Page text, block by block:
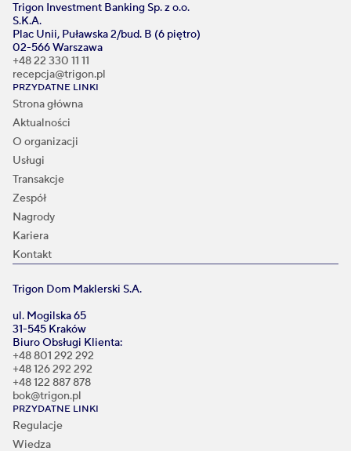
Trigon Investment Banking Sp. z o.o.
S.K.A.
Plac Unii, Puławska 2/bud. B (6 piętro)
02-566 Warszawa
+48 22 330 11 11
recepcja@trigon.pl
PRZYDATNE LINKI
Strona główna
Aktualności
O organizacji
Usługi
Transakcje
Zespół
Nagrody
Kariera
Kontakt
Trigon Dom Maklerski S.A.
ul. Mogilska 65
31-545 Kraków
Biuro Obsługi Klienta:
+48 801 292 292
+48 126 292 292
+48 122 887 878
bok@trigon.pl
PRZYDATNE LINKI
Regulacje
Wiedza